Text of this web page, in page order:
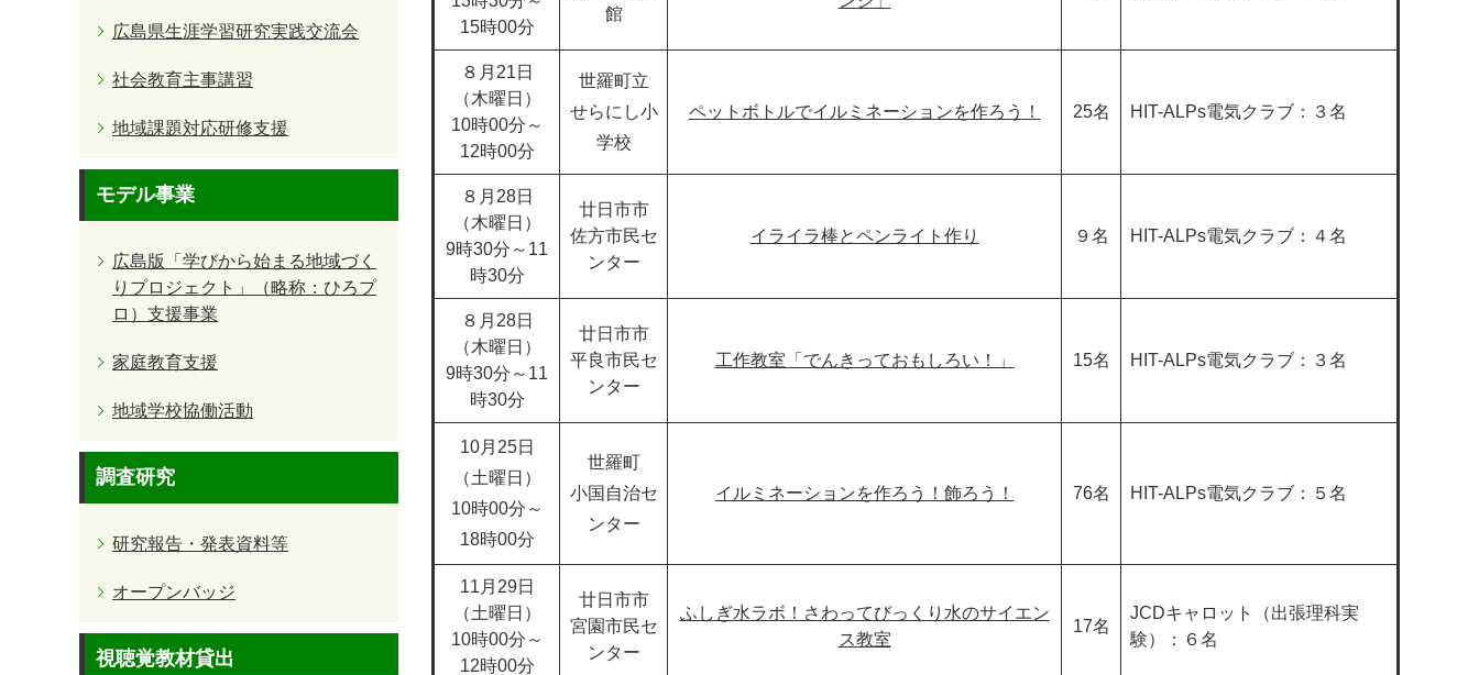
15時00分
館
８月21日
（木曜日）
10時00分～
12時00分
世羅町立
せらにし小
学校
ペットボトルでイルミネーションを作ろう！ 25名 HIT-ALPs電気クラブ：３名
８月28日
（木曜日）
9時30分～11
時30分
廿日市市
佐方市民セ
ンター
イライラ棒とペンライト作り ９名 HIT-ALPs電気クラブ：４名
８月28日
（木曜日）
9時30分～11
時30分
廿日市市
平良市民セ
ンター
工作教室「でんきっておもしろい！」 15名 HIT-ALPs電気クラブ：３名
10月25日
（土曜日）
10時00分～
18時00分
世羅町
小国自治セ
ンター
イルミネーションを作ろう！飾ろう！ 76名 HIT-ALPs電気クラブ：５名
11月29日
（土曜日）
10時00分～
12時00分
廿日市市
宮園市民セ
ンター
ふしぎ水ラボ！さわってびっくり水のサイエン
ス教室
17名
JCDキャロット（出張理科実
験）：６名
広島県生涯学習研究実践交流会
社会教育主事講習
地域課題対応研修支援
モデル事業
広島版「学びから始まる地域づく
りプロジェクト」（略称：ひろプ
ロ）支援事業
家庭教育支援
地域学校協働活動
調査研究
研究報告・発表資料等
オープンバッジ
視聴覚教材貸出